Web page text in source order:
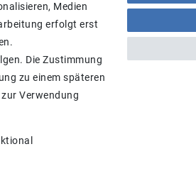
Beratungs-
Medien
erfolgt erst
Die Zustimmung
zu einem späteren
Verwendung